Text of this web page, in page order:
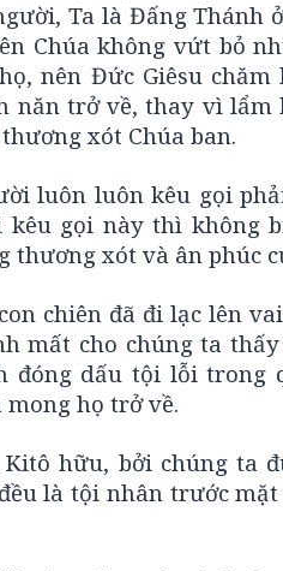
Ta là Đấng Thánh
Chúa không vứt bỏ
nên Đức Giêsu chăm
năn trở về, thay vì lẩm
xót Chúa ban.
luôn luôn kêu gọi
gọi này thì không
xót và ân phúc
chiên đã đi lạc lên
mất cho chúng ta
đóng dấu tội lỗi trong
họ trở về.
hữu, bởi chúng ta
là tội nhân trước mặt